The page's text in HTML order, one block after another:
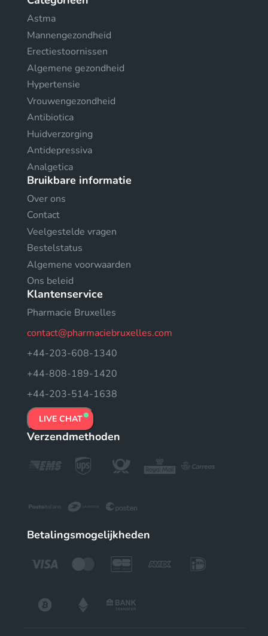
Astma
Mannengezondheid
Erectiestoornissen
Algemene gezondheid
Hypertensie
Vrouwengezondheid
Antibiotica
Huidverzorging
Antidepressiva
Analgetica
Bruikbare informatie
Over ons
Contact
Veelgestelde vragen
Bestelstatus
Algemene voorwaarden
Ons beleid
Klantenservice
Pharmacie Bruxelles
contact@pharmaciebruxelles.com
+44-203-608-1340
+44-808-189-1420
+44-203-514-1638
LIVE CHAT
Verzendmethoden
Betalingsmogelijkheden